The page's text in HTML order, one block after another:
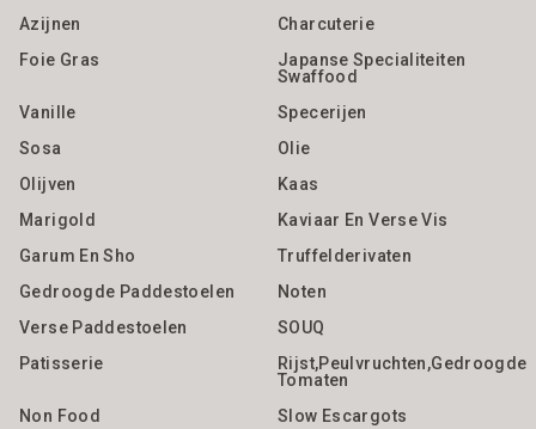
Azijnen
Charcuterie
Foie Gras
Japanse Specialiteiten
Swaffood
Vanille
Specerijen
Sosa
Olie
Olijven
Kaas
Marigold
Kaviaar En Verse Vis
Garum En Sho
Truffelderivaten
Gedroogde Paddestoelen
Noten
Verse Paddestoelen
SOUQ
Patisserie
Rijst,Peulvruchten,gedroogde
Tomaten
Non Food
Slow Escargots